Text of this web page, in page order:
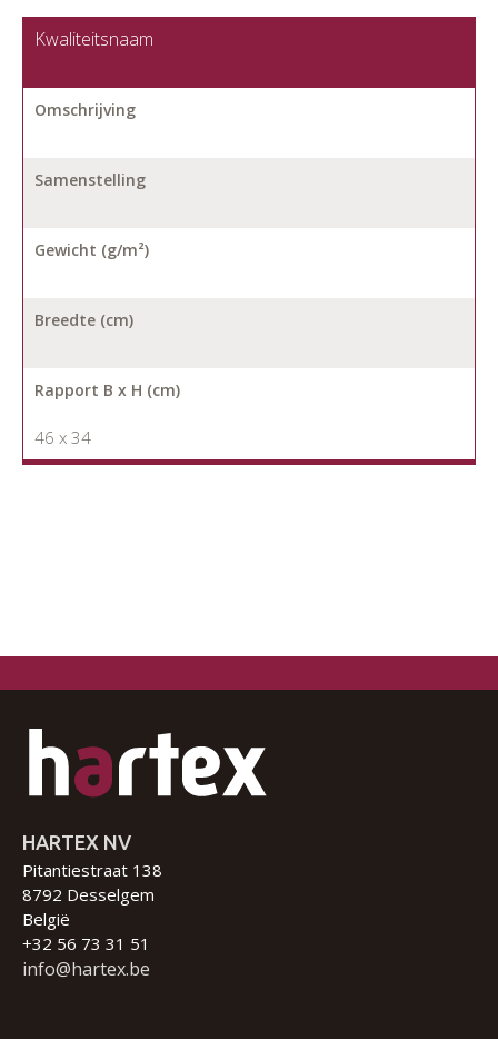
Kwaliteitsnaam
Omschrijving
Samenstelling
Gewicht (g/m²)
Breedte (cm)
Rapport B x H (cm)
46 x 34
HARTEX NV
Pitantiestraat 138
8792 Desselgem
België
+32 56 73 31 51
info@hartex.be